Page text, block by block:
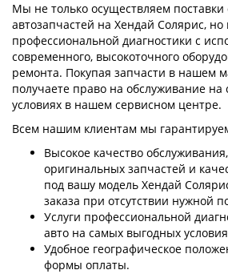
Мы не только осуществляем
автозапчастей на Хендай Солярис, но
профессиональной диагностики с
современного, высокоточного
ремонта. Покупая запчасти в нашем
получаете право на обслуживание
условиях в нашем сервисном центре.
Всем нашим клиентам мы
Высокое качество
оригинальных запчастей и
под вашу модель Хендай
заказа при отсутствии нужной
Услуги профессиональной
авто на самых выгодных
Удобное географическое
формы оплаты.